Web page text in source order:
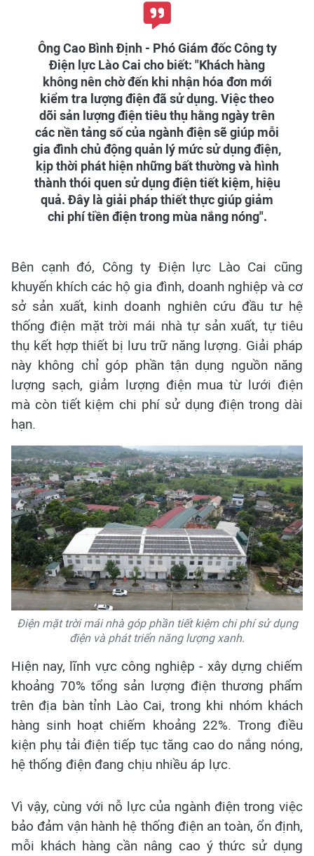
Ông Cao Bình Định - Phó Giám đốc Công ty
Điện lực Lào Cai cho biết: "Khách hàng
không nên chờ đến khi nhận hóa đơn mới
kiểm tra lượng điện đã sử dụng. Việc theo
dõi sản lượng điện tiêu thụ hằng ngày trên
các nền tảng số của ngành điện sẽ giúp mỗi
gia đình chủ động quản lý mức sử dụng điện,
kịp thời phát hiện những bất thường và hình
thành thói quen sử dụng điện tiết kiệm, hiệu
quả. Đây là giải pháp thiết thực giúp giảm
chi phí tiền điện trong mùa nắng nóng".
Bên cạnh đó, Công ty Điện lực Lào Cai cũng
khuyến khích các hộ gia đình, doanh nghiệp và cơ
sở sản xuất, kinh doanh nghiên cứu đầu tư hệ
thống điện mặt trời mái nhà tự sản xuất, tự tiêu
thụ kết hợp thiết bị lưu trữ năng lượng. Giải pháp
này không chỉ góp phần tận dụng nguồn năng
lượng sạch, giảm lượng điện mua từ lưới điện
mà còn tiết kiệm chi phí sử dụng điện trong dài
hạn.
Điện mặt trời mái nhà góp phần tiết kiệm chi phí sử dụng
điện và phát triển năng lượng xanh.
Hiện nay, lĩnh vực công nghiệp - xây dựng chiếm
khoảng 70% tổng sản lượng điện thương phẩm
trên địa bàn tỉnh Lào Cai, trong khi nhóm khách
hàng sinh hoạt chiếm khoảng 22%. Trong điều
kiện phụ tải điện tiếp tục tăng cao do nắng nóng,
hệ thống điện đang chịu nhiều áp lực.
Vì vậy, cùng với nỗ lực của ngành điện trong việc
bảo đảm vận hành hệ thống điện an toàn, ổn định,
mỗi khách hàng cần nâng cao ý thức sử dụng